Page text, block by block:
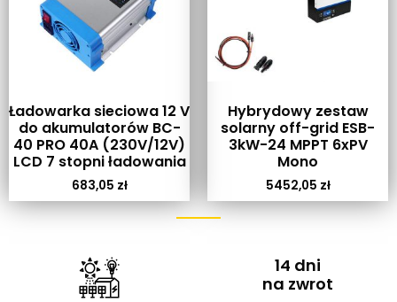
Ładowarka sieciowa 12 V
do akumulatorów BC-
40 PRO 40A (230V/12V)
LCD 7 stopni ładowania
683,05 zł
Hybrydowy zestaw
solarny off-grid ESB-
3kW-24 MPPT 6xPV
Mono
5452,05 zł
14 dni
na zwrot